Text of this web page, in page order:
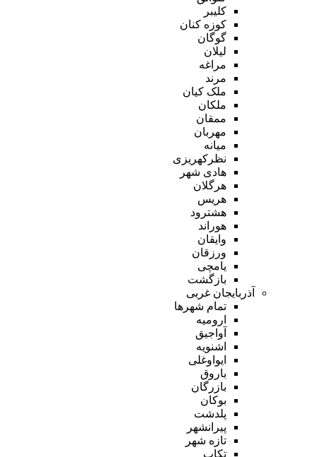
کلیبر
کوزه کنان
گوگان
لیلان
مراغه
مرند
ملک کیان
ملکان
ممقان
مهربان
میانه
نظرکهریزی
هادی شهر
هرگلان
هریس
هشترود
هوراند
وایقان
ورزقان
یامچی
بازگشت
آذربایجان غربی
تمام شهر‌ها
ارومیه
آواجیق
اشنویه
ایواوغلی
باروق
بازرگان
بوکان
پلدشت
پیرانشهر
تازه شهر
تکاب